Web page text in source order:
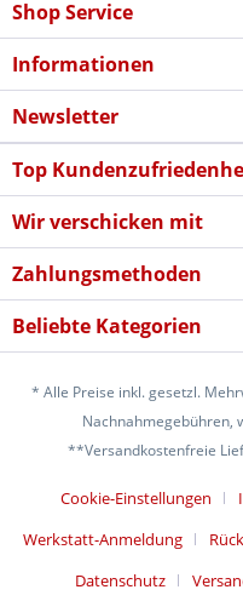
Shop Service
Informationen
Newsletter
Top
Wir verschicken mit
Zahlungsmethoden
Beliebte Kategorien
* Alle Preise inkl. gesetzl.
Nachnahmegebühren,
**Versandkostenfreie
Cookie-Einstellungen
Werkstatt-Anmeldung
Datenschutz